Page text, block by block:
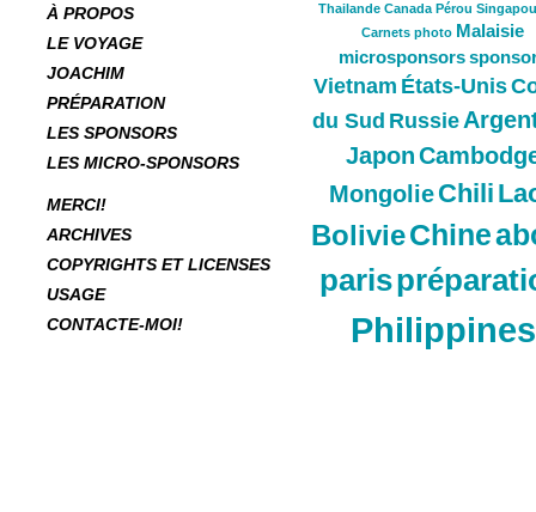
À PROPOS
LE VOYAGE
JOACHIM
PRÉPARATION
LES SPONSORS
LES MICRO-SPONSORS
MERCI!
ARCHIVES
COPYRIGHTS ET LICENSES
USAGE
CONTACTE-MOI!
Thailande Canada Pérou
Carnets photo Malaisie
microsponsors
Vietnam États-Unis
du Sud Russie
Japon
Mongolie Chili
BolivieChine
paris
Philippines